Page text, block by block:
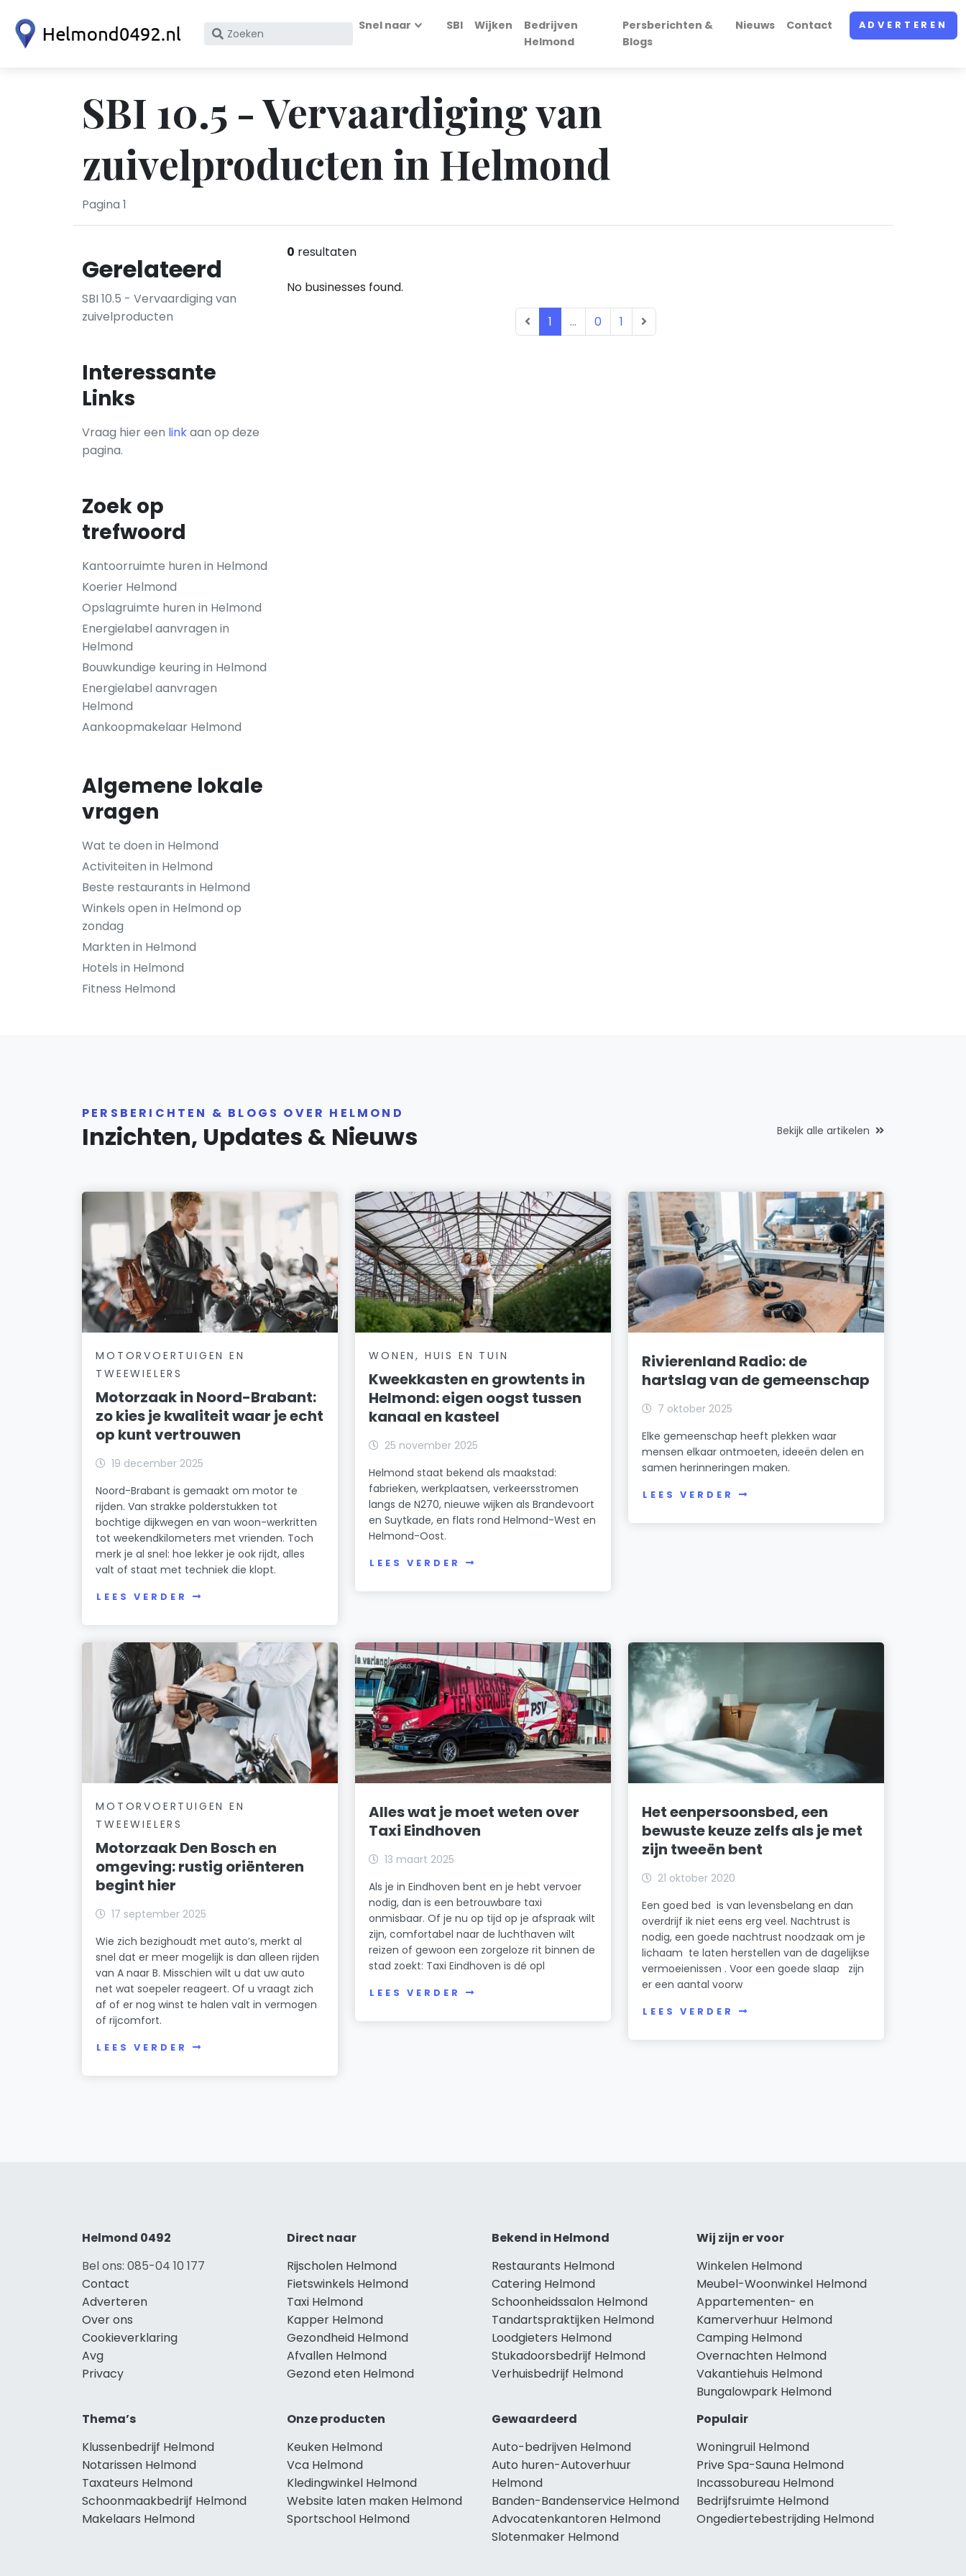
Zoek
KvK
nummer
Snel naar SBI Wijken
Bedrijven
Helmond
Persberichten &
Blogs
Nieuws Contact ADVERTEREN
SBI 10.5 - Vervaardiging van
zuivelproducten in Helmond
Pagina 1
Gerelateerd
SBI 10.5 - Vervaardiging van
zuivelproducten
Interessante
Links
Vraag hier een linkaan op deze
pagina.
Zoek op
trefwoord
Kantoorruimte huren in Helmond
Koerier Helmond
Opslagruimte huren in Helmond
Energielabel aanvragen in
Helmond
Bouwkundige keuring in Helmond
Energielabel aanvragen
Helmond
Aankoopmakelaar Helmond
Algemene lokale
vragen
Wat te doen in Helmond
Activiteiten in Helmond
Beste restaurants in Helmond
Winkels open in Helmond op
zondag
Markten in Helmond
Hotels in Helmond
Fitness Helmond
0 resultaten
No businesses found.
1 ... 0 1
PERSBERICHTEN & BLOGS OVER HELMOND
Inzichten, Updates & Nieuws Bekijk alle artikelen
MOTORVOERTUIGEN EN
TWEEWIELERS
Motorzaak in Noord-Brabant:
zo kies je kwaliteit waar je echt
op kunt vertrouwen
19 december 2025
Noord-Brabant is gemaakt om motor te
rijden. Van strakke polderstukken tot
bochtige dijkwegen en van woon-werkritten
tot weekendkilometers met vrienden. Toch
merk je al snel: hoe lekker je ook rijdt, alles
valt of staat met techniek die klopt.
LEES VERDER
WONEN, HUIS EN TUIN
Kweekkasten en growtents in
Helmond: eigen oogst tussen
kanaal en kasteel
25 november 2025
Helmond staat bekend als maakstad:
fabrieken, werkplaatsen, verkeersstromen
langs de N270, nieuwe wijken als Brandevoort
en Suytkade, en flats rond Helmond-West en
Helmond-Oost.
LEES VERDER
Rivierenland Radio: de
hartslag van de gemeenschap
7 oktober 2025
Elke gemeenschap heeft plekken waar
mensen elkaar ontmoeten, ideeën delen en
samen herinneringen maken.
LEES VERDER
MOTORVOERTUIGEN EN
TWEEWIELERS
Motorzaak Den Bosch en
omgeving: rustig oriënteren
begint hier
17 september 2025
Wie zich bezighoudt met auto’s, merkt al
snel dat er meer mogelijk is dan alleen rijden
van A naar B. Misschien wilt u dat uw auto
net wat soepeler reageert. Of u vraagt zich
af of er nog winst te halen valt in vermogen
of rijcomfort.
LEES VERDER
Alles wat je moet weten over
Taxi Eindhoven
13 maart 2025
Als je in Eindhoven bent en je hebt vervoer
nodig, dan is een betrouwbare taxi
onmisbaar. Of je nu op tijd op je afspraak wilt
zijn, comfortabel naar de luchthaven wilt
reizen of gewoon een zorgeloze rit binnen de
stad zoekt: Taxi Eindhoven is dé opl
LEES VERDER
Het eenpersoonsbed, een
bewuste keuze zelfs als je met
zijn tweeën bent
21 oktober 2020
Een goed bed is van levensbelang en dan
overdrijf ik niet eens erg veel. Nachtrust is
nodig, een goede nachtrust noodzaak om je
lichaam te laten herstellen van de dagelijkse
vermoeienissen . Voor een goede slaap zijn
er een aantal voorw
LEES VERDER
Helmond 0492
Bel ons: 085-04 10 177
Contact
Adverteren
Over ons
Cookieverklaring
Avg
Privacy
Direct naar
Rijscholen Helmond
Fietswinkels Helmond
Taxi Helmond
Kapper Helmond
Gezondheid Helmond
Afvallen Helmond
Gezond eten Helmond
Bekend in Helmond
Restaurants Helmond
Catering Helmond
Schoonheidssalon Helmond
Tandartspraktijken Helmond
Loodgieters Helmond
Stukadoorsbedrijf Helmond
Verhuisbedrijf Helmond
Wij zijn er voor
Winkelen Helmond
Meubel-Woonwinkel Helmond
Appartementen- en
Kamerverhuur Helmond
Camping Helmond
Overnachten Helmond
Vakantiehuis Helmond
Bungalowpark Helmond
Thema’s
Klussenbedrijf Helmond
Notarissen Helmond
Taxateurs Helmond
Schoonmaakbedrijf Helmond
Makelaars Helmond
Onze producten
Keuken Helmond
Vca Helmond
Kledingwinkel Helmond
Website laten maken Helmond
Sportschool Helmond
Gewaardeerd
Auto-bedrijven Helmond
Auto huren-Autoverhuur
Helmond
Banden-Bandenservice Helmond
Advocatenkantoren Helmond
Slotenmaker Helmond
Populair
Woningruil Helmond
Prive Spa-Sauna Helmond
Incassobureau Helmond
Bedrijfsruimte Helmond
Ongediertebestrijding Helmond